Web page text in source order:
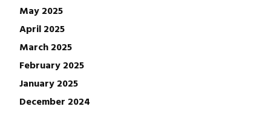
May 2025
April 2025
March 2025
February 2025
January 2025
December 2024